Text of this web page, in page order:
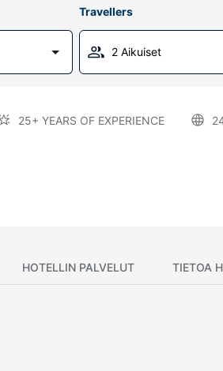
Travellers
2 Aikuiset
25+ YEARS OF EXPERIENCE
HOTELLIN PALVELUT TIETOA